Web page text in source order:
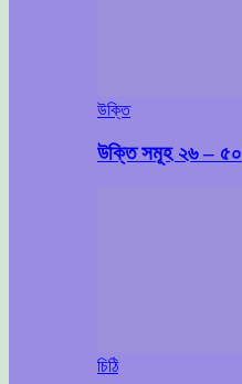
উক্তি
উক্তি সমূহ ২৬ – ৫০
চিঠি